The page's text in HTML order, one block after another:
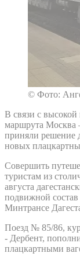
© Фото:
В связи с
маршрута Москва
приняли решение
новых
Совершить
туристам из
августа
подвижной
Минтрансе
Поезд № 85/86,
- Дербент,
плацкартными